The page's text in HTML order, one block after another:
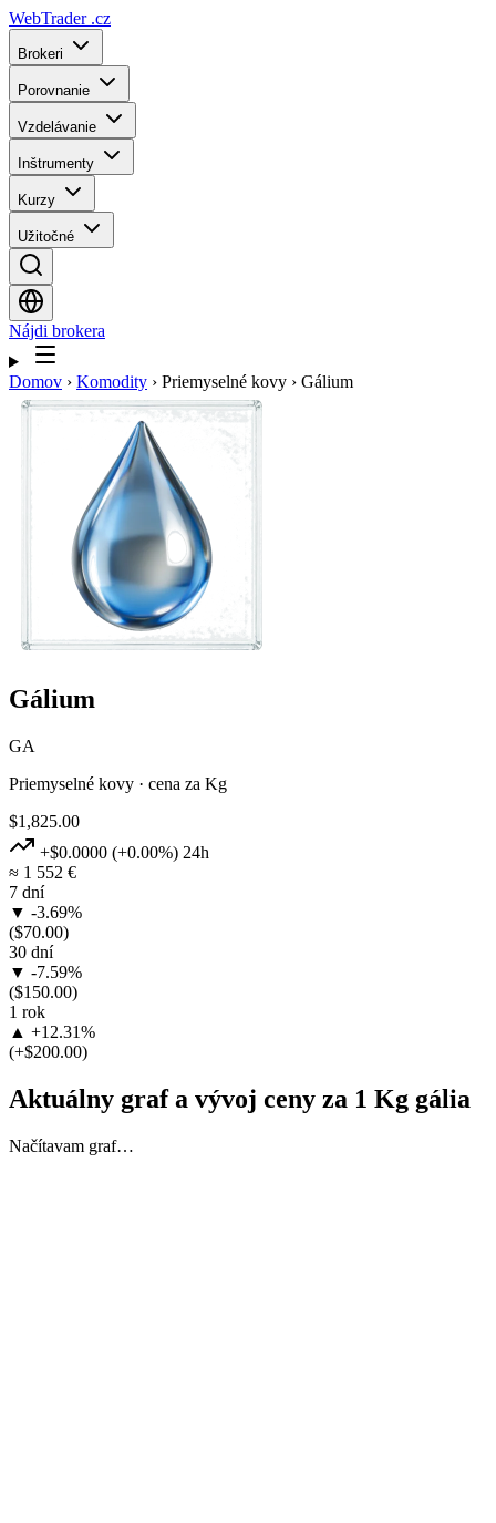
WebTrader .cz
Brokeri
Porovnanie
Vzdelávanie
Inštrumenty
Kurzy
Užitočné
Nájdi brokera
Domov › Komodity › Priemyselné kovy › Gálium
Gálium
GA
Priemyselné kovy · cena za Kg
$1,825.00
+$0.0000 (+0.00%) 24h
≈ 1 552 €
7 dní
▼ -3.69%
($70.00)
30 dní
▼ -7.59%
($150.00)
1 rok
▲ +12.31%
(+$200.00)
Aktuálny graf a vývoj ceny za 1 Kg gália
Načítavam graf…